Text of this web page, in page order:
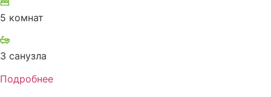
5 комнат
3 санузла
Подробнее